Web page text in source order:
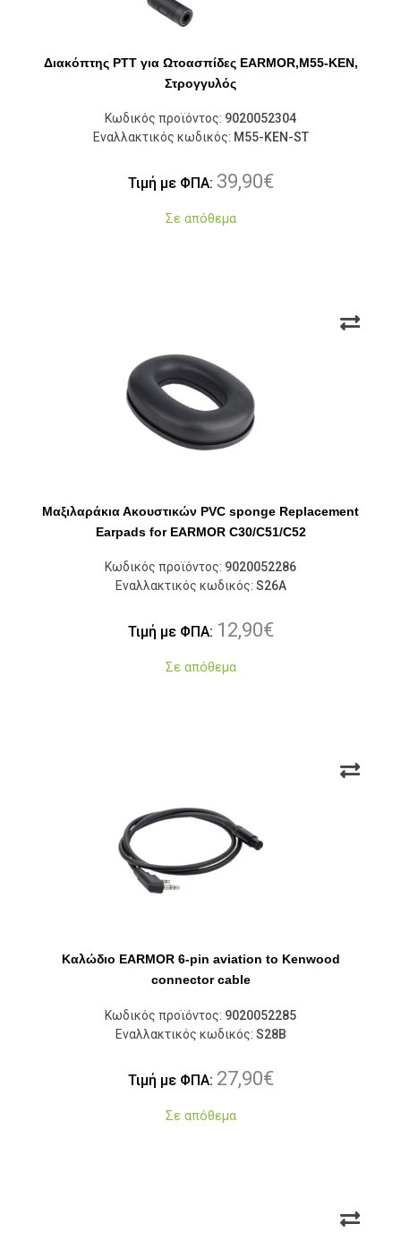
Διακόπτης PTT για Ωτοασπίδες EARMOR,M55-KEN,
Στρογγυλός
Κωδικός προϊόντος: 9020052304
Εναλλακτικός κωδικός: M55-KEN-ST
Τιμή με ΦΠΑ: 39,90€
Σε απόθεμα
Μαξιλαράκια Ακουστικών PVC sponge Replacement
Earpads for EARMOR C30/C51/C52
Κωδικός προϊόντος: 9020052286
Εναλλακτικός κωδικός: S26A
Τιμή με ΦΠΑ: 12,90€
Σε απόθεμα
Καλώδιο EARMOR 6-pin aviation to Kenwood
connector cable
Κωδικός προϊόντος: 9020052285
Εναλλακτικός κωδικός: S28B
Τιμή με ΦΠΑ: 27,90€
Σε απόθεμα